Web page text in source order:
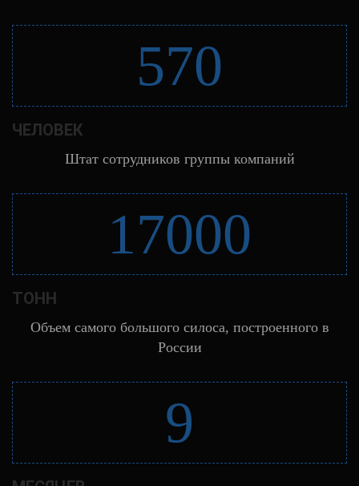
570
ЧЕЛОВЕК
Штат сотрудников группы компаний
17000
ТОНН
Объем самого большого силоса, построенного в
России
9